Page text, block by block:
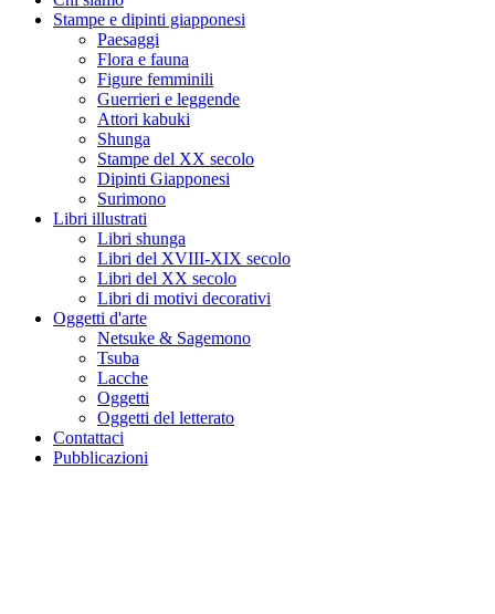
Stampe e dipinti giapponesi
Paesaggi
Flora e fauna
Figure femminili
Guerrieri e leggende
Attori kabuki
Shunga
Stampe del XX secolo
Dipinti Giapponesi
Surimono
Libri illustrati
Libri shunga
Libri del XVIII-XIX secolo
Libri del XX secolo
Libri di motivi decorativi
Oggetti d'arte
Netsuke & Sagemono
Tsuba
Lacche
Oggetti
Oggetti del letterato
Contattaci
Pubblicazioni